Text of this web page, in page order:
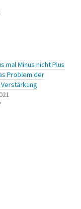
mal Minus nicht Plus
Problem der